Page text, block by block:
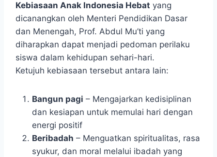
Kebiasaan Anak Indonesia Hebat yang
dicanangkan oleh Menteri Pendidikan Dasar
dan Menengah, Prof. Abdul Mu’ti yang
diharapkan dapat menjadi pedoman perilaku
siswa dalam kehidupan sehari-hari.
Ketujuh kebiasaan tersebut antara lain:
Bangun pagi – Mengajarkan kedisiplinan
dan kesiapan untuk memulai hari dengan
energi positif
Beribadah – Menguatkan spiritualitas, rasa
syukur, dan moral melalui ibadah yang